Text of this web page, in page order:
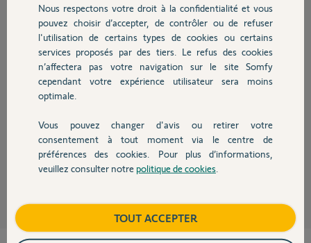
Chauffage
Autres produits
Devis avec un pro
Contact
il y a environ 3 ans
Participer au fil de discussion
Réponses
Bonjour Jacques
C'est du WIFI entre les deux
JACKY M. il y a environ 3 ans
Nous respectons votre droit à la confidentialité et vous
pouvez choisir d’accepter, de contrôler ou de refuser
l'utilisation de certains types de cookies ou certains
services proposés par des tiers. Le refus des cookies
n’affectera pas votre navigation sur le site Somfy
cependant votre expérience utilisateur sera moins
optimale.
Vous pouvez changer d'avis ou retirer votre
consentement à tout moment via le centre de
préférences des cookies. Pour plus d’informations,
veuillez consulter notre politique de cookies
TOUT ACCEPTER